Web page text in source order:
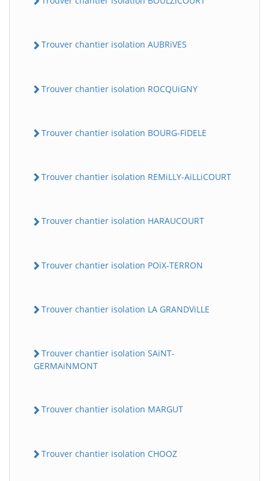
Trouver chantier isolation AUBRiVES
Trouver chantier isolation ROCQUiGNY
Trouver chantier isolation BOURG-FiDELE
Trouver chantier isolation REMiLLY-AiLLiCOURT
Trouver chantier isolation HARAUCOURT
Trouver chantier isolation POiX-TERRON
Trouver chantier isolation LA GRANDViLLE
Trouver chantier isolation SAiNT-
GERMAiNMONT
Trouver chantier isolation MARGUT
Trouver chantier isolation CHOOZ